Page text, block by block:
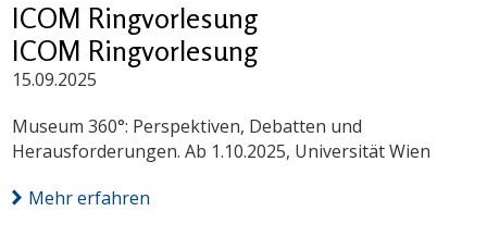
ICOM Ringvorlesung
ICOM Ringvorlesung
15.09.2025
Museum 360°: Perspektiven, Debatten und
Herausforderungen. Ab 1.10.2025, Universität Wien
Mehr erfahren